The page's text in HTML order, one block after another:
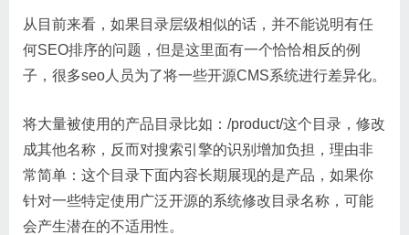
从目前来看，如果目录层级相似的话，并不能说明有任
何SEO排序的问题，但是这里面有一个恰恰相反的例
子，很多seo人员为了将一些开源CMS系统进行差异化。
将大量被使用的产品目录比如：/product/这个目录，修改
成其他名称，反而对搜索引擎的识别增加负担，理由非
常简单：这个目录下面内容长期展现的是产品，如果你
针对一些特定使用广泛开源的系统修改目录名称，可能
会产生潜在的不适用性。